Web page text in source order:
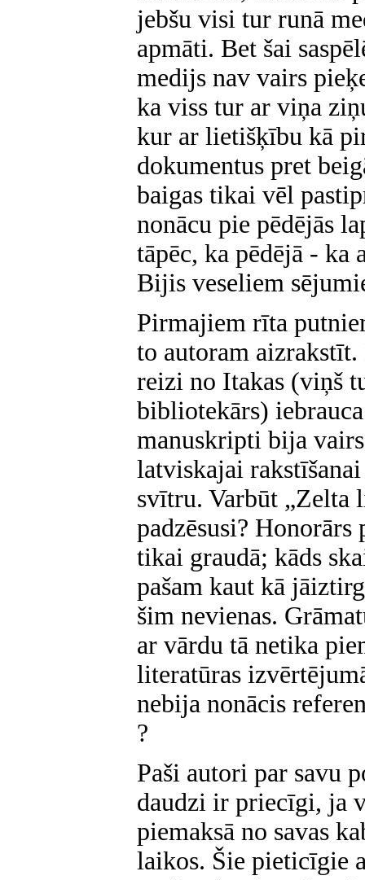
jebšu visi tur runā
apmāti. Bet šai
medijs nav vairs
ka viss tur ar viņa
kur ar lietišķību kā
dokumentus pret
baigas tikai vēl
nonācu pie pēdējās
tāpēc, ka pēdējā -
Bijis veseliem
Pirmajiem rīta
to autoram
reizi no Itakas (viņš
bibliotekārs)
manuskripti bija
latviskajai
svītru. Varbūt „Zelta
padzēsusi? Honorārs
tikai graudā; kāds
pašam kaut kā
šim nevienas.
ar vārdu tā netika
literatūras
nebija nonācis
?
Paši autori par savu
daudzi ir priecīgi, ja
piemaksā no savas
laikos. Šie pieticīgie